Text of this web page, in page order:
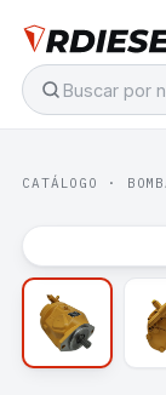
CATÁLOGO ·